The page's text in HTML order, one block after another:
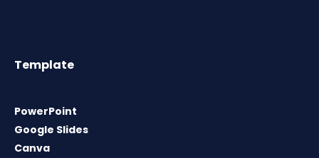
Template
PowerPoint
Google Slides
Canva